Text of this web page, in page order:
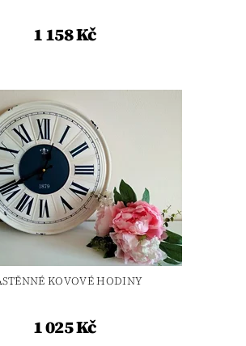
1 158 Kč
KOVOVÉ HODINY
1 025 Kč